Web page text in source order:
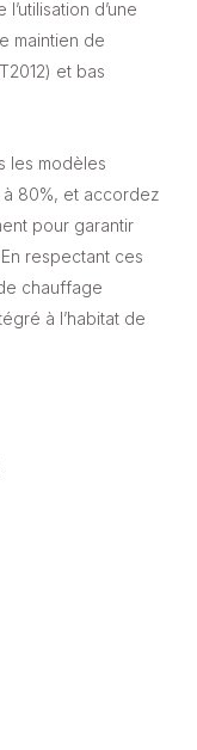
d’une
maintien de
et bas
les modèles
80%, et accordez
pour garantir
respectant ces
chauffage
à l’habitat de